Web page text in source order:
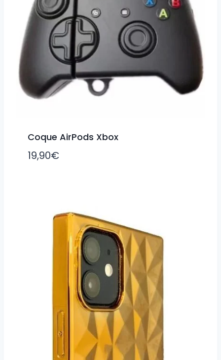
Coque AirPods Xbox
19,90€